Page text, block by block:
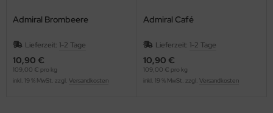
Admiral Brombeere
Lieferzeit: 1-2 Tage
10,90 €
109,00 € pro kg
inkl. 19 % MwSt. zzgl. Versandkosten
Admiral Café
Lieferzeit: 1-2 Tage
10,90 €
109,00 € pro kg
inkl. 19 % MwSt. zzgl. Versandkosten